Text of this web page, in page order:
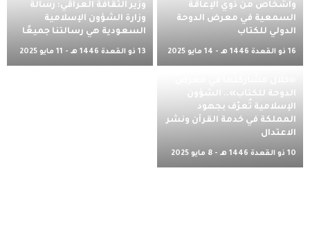
وأشخاص من ذوي الإعاقة
السمعية في معرض الدوحة
الدولي للكتاب
16 ذو القعدة 1446 هـ - 14 مايو 2025
وزير الثقافة العراقي: رسالة
وزارة الشؤون الإسلامية
السعودية هي رسالتنا جميعًا
13 ذو القعدة 1446 هـ - 11 مايو 2025
الدوحة للكتاب».. الشؤون
الإسلامية تُعرّف بجهود
المملكة في خدمة القرآن ونشر
الاعتدال
10 ذو القعدة 1446 هـ - 8 مايو 2025